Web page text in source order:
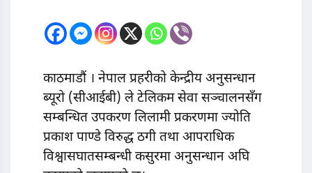
काठमाडौं । नेपाल प्रहरीको केन्द्रीय अनुसन्धान
ब्यूरो (सीआईबी) ले टेलिकम सेवा सञ्चालनसँग
सम्बन्धित उपकरण लिलामी प्रकरणमा ज्योति
प्रकाश पाण्डे विरुद्ध ठगी तथा आपराधिक
विश्वासघातसम्बन्धी कसुरमा अनुसन्धान अघि